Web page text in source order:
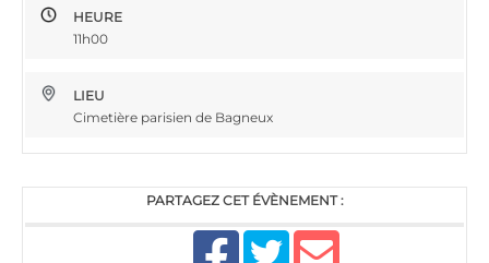
HEURE
11h00
LIEU
Cimetière parisien de Bagneux
PARTAGEZ CET ÉVÈNEMENT :